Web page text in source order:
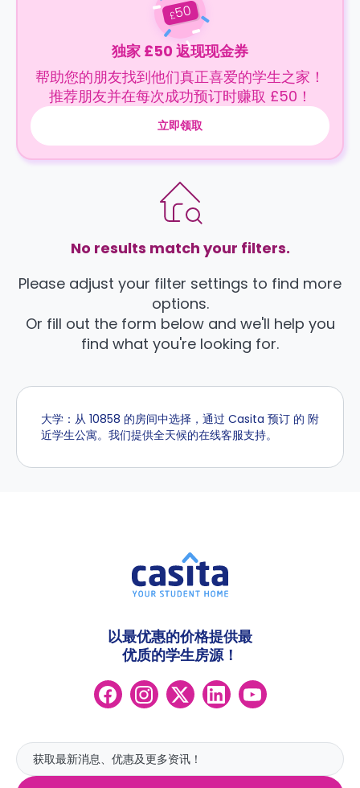
£50
独家 £50 返现现金券
帮助您的朋友找到他们真正喜爱的学生之家！
推荐朋友并在每次成功预订时赚取 £50！
立即领取
No results match your filters.
Please adjust your filter settings to find more
options.
Or fill out the form below and we'll help you
find what you're looking for.
大学：从 10858 的房间中选择，通过 Casita 预订 的 附
近学生公寓。我们提供全天候的在线客服支持。
以最优惠的价格提供最
优质的学生房源！